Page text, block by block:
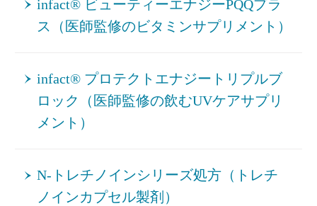
infact® ビューティーエナジーPQQプラ
ス（医師監修のビタミンサプリメント）
infact® プロテクトエナジートリプルブ
ロック（医師監修の飲むUVケアサプリ
メント）
N-トレチノインシリーズ処方（トレチ
ノインカプセル製剤）